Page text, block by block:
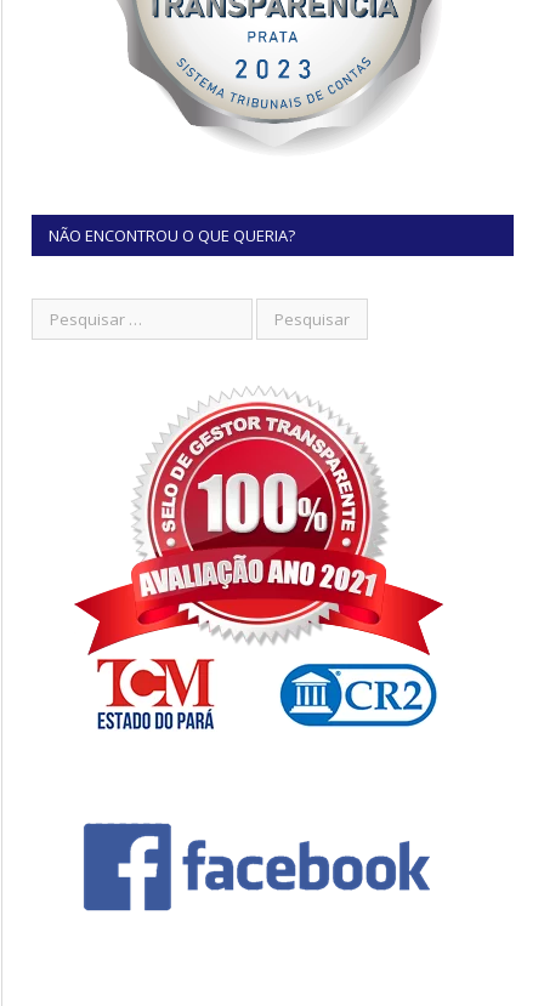
NÃO ENCONTROU O QUE QUERIA?